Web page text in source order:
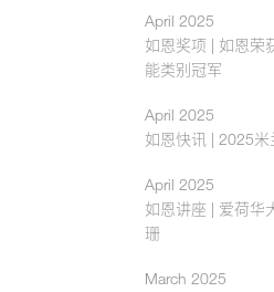
April 2025
如恩奖项 | 如恩荣
能类别冠军
April 2025
如恩快讯 | 2025
April 2025
如恩讲座 | 爱荷华
珊
March 2025